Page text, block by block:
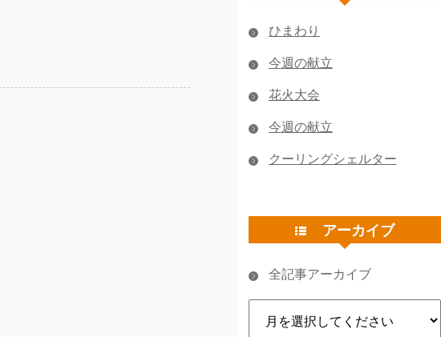
ひまわり
今週の献立
花火大会
今週の献立
クーリングシェルター
アーカイブ
全記事アーカイブ